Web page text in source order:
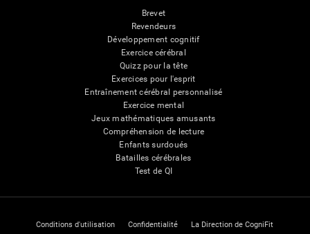
Brevet
Revendeurs
Développement cognitif
Exercice cérébral
Quizz pour la tête
Exercices pour l'esprit
Entraînement cérébral personnalisé
Exercice mental
Jeux mathématiques amusants
Compréhension de lecture
Enfants surdoués
Batailles cérébrales
Test de QI
Conditions d'utilisation Confidentialité La Direction de CogniFit